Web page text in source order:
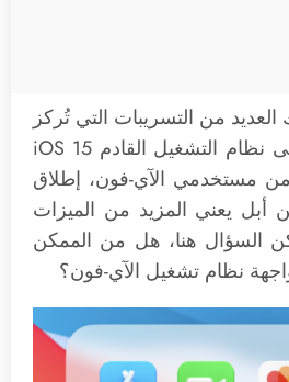
العديد من التسريبات التي تُركز
في الوقت الحالي على نظام التشغيل القادم iOS 15
من مستخدمي الآي-فون، إطلاق
يعني المزيد من الميزات
السؤال هنا، هل من الممكن
نظام تشغيل الآي-فون؟